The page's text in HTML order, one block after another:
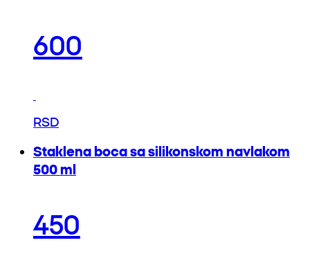
600
RSD
Staklena boca sa silikonskom navlakom
500 ml
450